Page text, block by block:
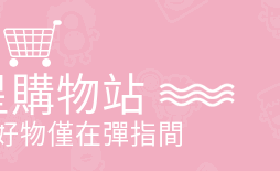
購物站
物僅在彈指間